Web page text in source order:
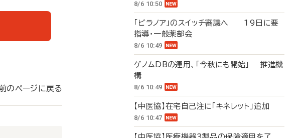
のページに戻る
8/6 10:50
「ビラノア」のスイッチ審議へ 19日に要
指導・一般薬部会
8/6 10:49
ゲノムDBの運用、「今秋にも開始」 推進機
構
8/6 10:49
【中医協】在宅自己注に「キネレット」追加
8/6 10:47